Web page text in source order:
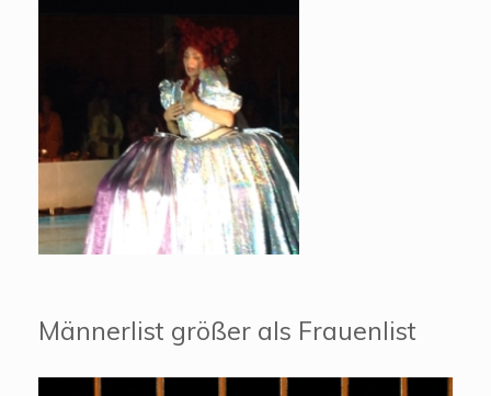
Männerlist größer als Frauenlist